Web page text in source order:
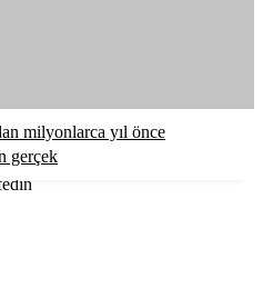
milyonlarca yıl önce
gerçek